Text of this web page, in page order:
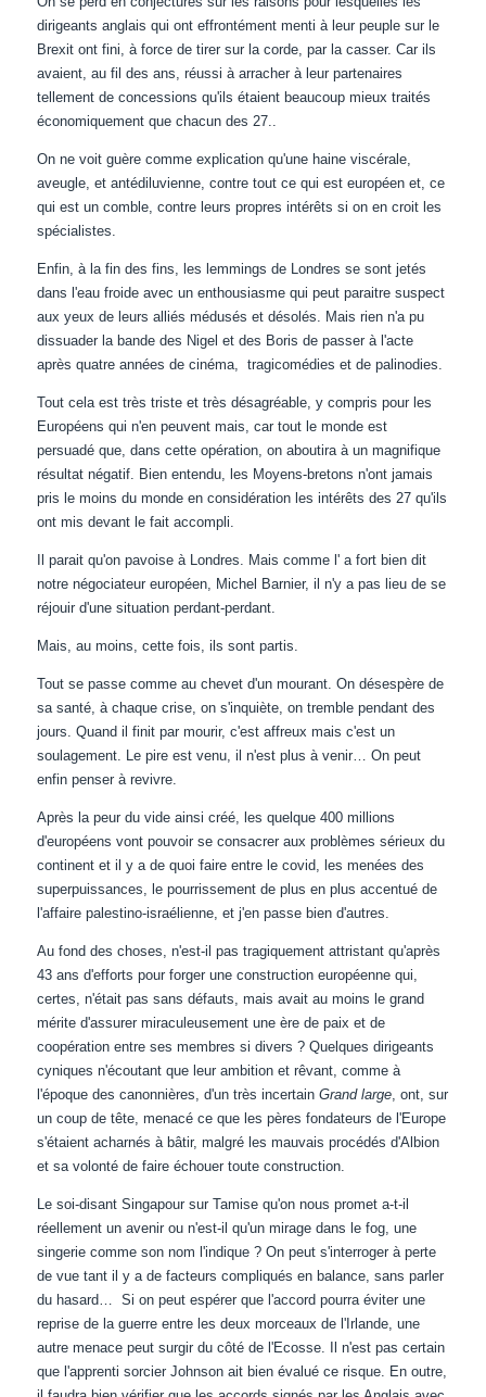
dirigeants anglais qui ont effrontément menti à leur peuple sur le
Brexit ont fini, à force de tirer sur la corde, par la casser. Car ils
avaient, au fil des ans, réussi à arracher à leur partenaires
tellement de concessions qu'ils étaient beaucoup mieux traités
économiquement que chacun des 27..
On ne voit guère comme explication qu'une haine viscérale,
aveugle, et antédiluvienne, contre tout ce qui est européen et, ce
qui est un comble, contre leurs propres intérêts si on en croit les
spécialistes.
Enfin, à la fin des fins, les lemmings de Londres se sont jetés
dans l'eau froide avec un enthousiasme qui peut paraitre suspect
aux yeux de leurs alliés médusés et désolés. Mais rien n'a pu
dissuader la bande des Nigel et des Boris de passer à l'acte
après quatre années de cinéma, tragicomédies et de palinodies.
Tout cela est très triste et très désagréable, y compris pour les
Européens qui n'en peuvent mais, car tout le monde est
persuadé que, dans cette opération, on aboutira à un magnifique
résultat négatif. Bien entendu, les Moyens-bretons n'ont jamais
pris le moins du monde en considération les intérêts des 27 qu'ils
ont mis devant le fait accompli.
Il parait qu'on pavoise à Londres. Mais comme l' a fort bien dit
notre négociateur européen, Michel Barnier, il n'y a pas lieu de se
réjouir d'une situation perdant-perdant.
Mais, au moins, cette fois, ils sont partis.
Tout se passe comme au chevet d'un mourant. On désespère de
sa santé, à chaque crise, on s'inquiète, on tremble pendant des
jours. Quand il finit par mourir, c'est affreux mais c'est un
soulagement. Le pire est venu, il n'est plus à venir… On peut
enfin penser à revivre.
Après la peur du vide ainsi créé, les quelque 400 millions
d'européens vont pouvoir se consacrer aux problèmes sérieux du
continent et il y a de quoi faire entre le covid, les menées des
superpuissances, le pourrissement de plus en plus accentué de
l'affaire palestino-israélienne, et j'en passe bien d'autres.
Au fond des choses, n'est-il pas tragiquement attristant qu'après
43 ans d'efforts pour forger une construction européenne qui,
certes, n'était pas sans défauts, mais avait au moins le grand
mérite d'assurer miraculeusement une ère de paix et de
coopération entre ses membres si divers ? Quelques dirigeants
cyniques n'écoutant que leur ambition et rêvant, comme à
l'époque des canonnières, d'un très incertainGrand large, ont, sur
un coup de tête, menacé ce que les pères fondateurs de l'Europe
s'étaient acharnés à bâtir, malgré les mauvais procédés d'Albion
et sa volonté de faire échouer toute construction.
Le soi-disant Singapour sur Tamise qu'on nous promet a-t-il
réellement un avenir ou n'est-il qu'un mirage dans le fog, une
singerie comme son nom l'indique ? On peut s'interroger à perte
de vue tant il y a de facteurs compliqués en balance, sans parler
du hasard… Si on peut espérer que l'accord pourra éviter une
reprise de la guerre entre les deux morceaux de l'Irlande, une
autre menace peut surgir du côté de l'Ecosse. Il n'est pas certain
que l'apprenti sorcier Johnson ait bien évalué ce risque. En outre,